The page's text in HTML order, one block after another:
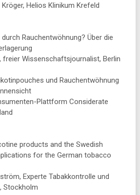
Helios Klinikum Krefeld
Rauchentwöhnung? Über die
freier Wissenschaftsjournalist, Berlin
und Rauchentwöhnung
Plattform Considerate
products and the Swedish
for the German tobacco
Experte Tabakkontrolle und
Stockholm